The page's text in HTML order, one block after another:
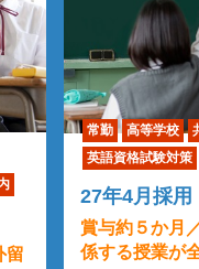
留
常勤 高等学校
英語資格試験対策
27年4月採用
賞与約５か月
係する授業が